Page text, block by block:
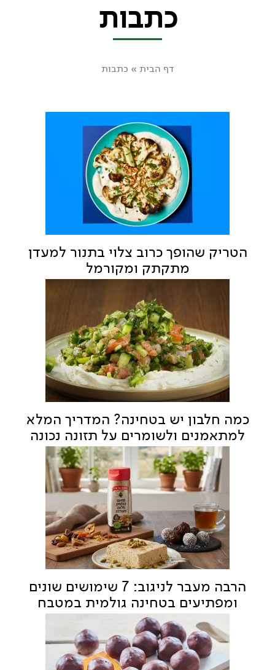
כתבות
דף הבית » כתבות
הטריק שהופך כרוב צלוי בתנור למעדן
מתקתק ומקורמל
כמה חלבון יש בטחינה? המדריך המלא
למתאמנים ולשומרים על תזונה נכונה
הרבה מעבר לניגוב: 7 שימושים שונים
ומפתיעים בטחינה גולמית במטבח